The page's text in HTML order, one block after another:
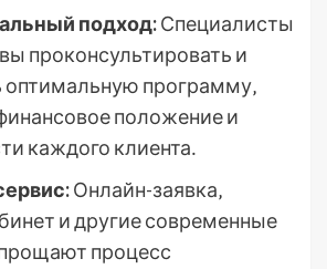
подход:Специалисты
проконсультировать и
оптимальную программу‚
положение и
каждого клиента․
Онлайн-заявка‚
и другие современные
процесс